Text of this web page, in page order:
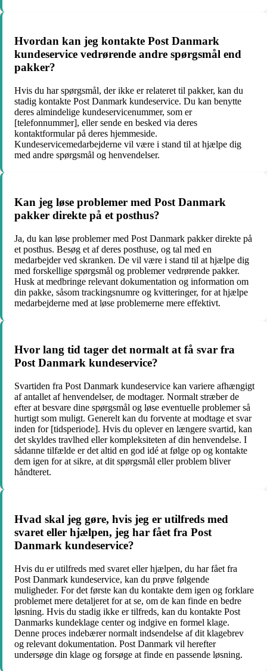
Hvordan kan jeg kontakte Post Danmark
kundeservice vedrørende andre spørgsmål end
pakker?
Hvis du har spørgsmål, der ikke er relateret til pakker, kan du
stadig kontakte Post Danmark kundeservice. Du kan benytte
deres almindelige kundeservicenummer, som er
[telefonnummer], eller sende en besked via deres
kontaktformular på deres hjemmeside.
Kundeservicemedarbejderne vil være i stand til at hjælpe dig
med andre spørgsmål og henvendelser.
Kan jeg løse problemer med Post Danmark
pakker direkte på et posthus?
Ja, du kan løse problemer med Post Danmark pakker direkte på
et posthus. Besøg et af deres posthuse, og tal med en
medarbejder ved skranken. De vil være i stand til at hjælpe dig
med forskellige spørgsmål og problemer vedrørende pakker.
Husk at medbringe relevant dokumentation og information om
din pakke, såsom trackingsnumre og kvitteringer, for at hjælpe
medarbejderne med at løse problemerne mere effektivt.
Hvor lang tid tager det normalt at få svar fra
Post Danmark kundeservice?
Svartiden fra Post Danmark kundeservice kan variere afhængigt
af antallet af henvendelser, de modtager. Normalt stræber de
efter at besvare dine spørgsmål og løse eventuelle problemer så
hurtigt som muligt. Generelt kan du forvente at modtage et svar
inden for [tidsperiode]. Hvis du oplever en længere svartid, kan
det skyldes travlhed eller kompleksiteten af din henvendelse. I
sådanne tilfælde er det altid en god idé at følge op og kontakte
dem igen for at sikre, at dit spørgsmål eller problem bliver
håndteret.
Hvad skal jeg gøre, hvis jeg er utilfreds med
svaret eller hjælpen, jeg har fået fra Post
Danmark kundeservice?
Hvis du er utilfreds med svaret eller hjælpen, du har fået fra
Post Danmark kundeservice, kan du prøve følgende
muligheder. For det første kan du kontakte dem igen og forklare
problemet mere detaljeret for at se, om de kan finde en bedre
løsning. Hvis du stadig ikke er tilfreds, kan du kontakte Post
Danmarks kundeklage center og indgive en formel klage.
Denne proces indebærer normalt indsendelse af dit klagebrev
og relevant dokumentation. Post Danmark vil herefter
undersøge din klage og forsøge at finde en passende løsning.